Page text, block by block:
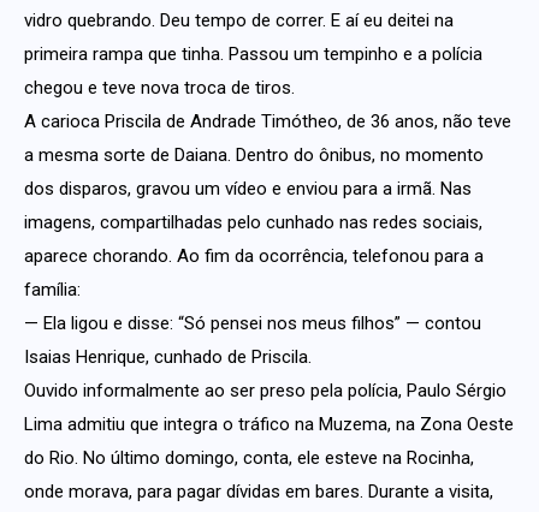
vidro quebrando. Deu tempo de correr. E aí eu deitei na
primeira rampa que tinha. Passou um tempinho e a polícia
chegou e teve nova troca de tiros.
A carioca Priscila de Andrade Timótheo, de 36 anos, não teve
a mesma sorte de Daiana. Dentro do ônibus, no momento
dos disparos, gravou um vídeo e enviou para a irmã. Nas
imagens, compartilhadas pelo cunhado nas redes sociais,
aparece chorando. Ao fim da ocorrência, telefonou para a
família:
— Ela ligou e disse: “Só pensei nos meus filhos” — contou
Isaias Henrique, cunhado de Priscila.
Ouvido informalmente ao ser preso pela polícia, Paulo Sérgio
Lima admitiu que integra o tráfico na Muzema, na Zona Oeste
do Rio. No último domingo, conta, ele esteve na Rocinha,
onde morava, para pagar dívidas em bares. Durante a visita,